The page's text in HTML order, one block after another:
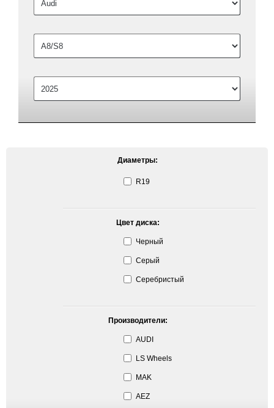
Диаметры:
R19
Цвет диска:
Черный
Серый
Серебристый
Производители:
AUDI
LS Wheels
MAK
AEZ